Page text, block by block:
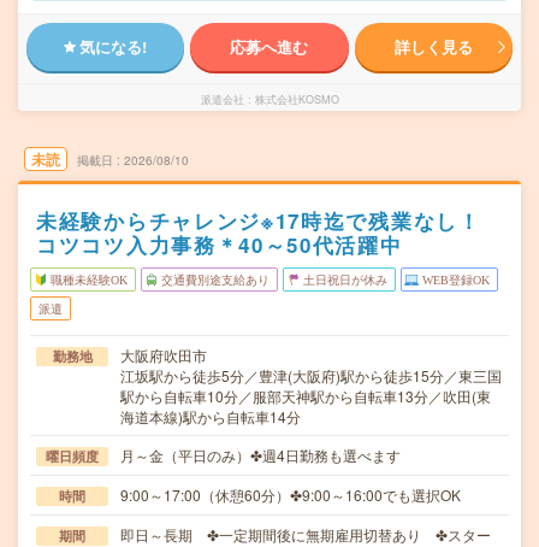
気になる! 応募へ進む 詳しく見る
派遣会社 株式会社KOSMO
未読 掲載日 2026/08/10
未経験からチャレンジ※17時迄で残業なし！
コツコツ入力事務＊40～50代活躍中
職種未経験OK 交通費別途支給あり 土日祝日が休み WEB登録OK
派遣
勤務地
大阪府吹田市
江坂駅から徒歩5分／豊津(大阪府)駅から徒歩15分／東三国
駅から自転車10分／服部天神駅から自転車13分／吹田(東
海道本線)駅から自転車14分
曜日頻度 月～金（平日のみ）✤週4日勤務も選べます
時間 9:00～17:00（休憩60分）✤9:00～16:00でも選択OK
期間
即日～長期 ✤一定期間後に無期雇用切替あり ✤スター